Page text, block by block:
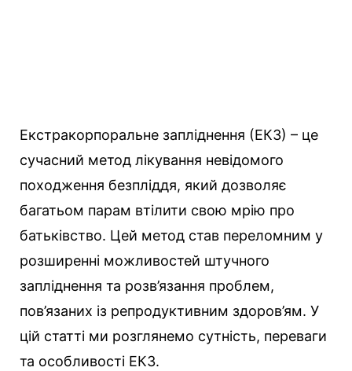
Екстракорпоральне запліднення (ЕКЗ) – це
сучасний метод лікування невідомого
походження безпліддя, який дозволяє
багатьом парам втілити свою мрію про
батьківство. Цей метод став переломним у
розширенні можливостей штучного
запліднення та розв’язання проблем,
пов’язаних із репродуктивним здоров’ям. У
цій статті ми розглянемо сутність, переваги
та особливості ЕКЗ.